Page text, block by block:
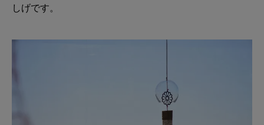
しげです。